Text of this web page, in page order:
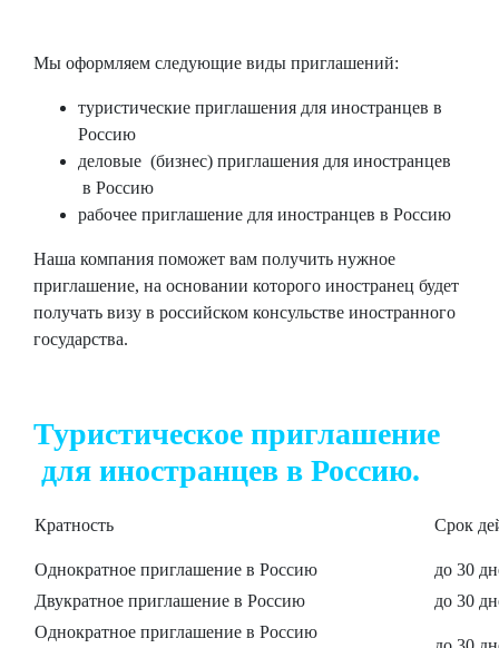
Мы оформляем следующие виды приглашений:
туристические приглашения для иностранцев в
Россию
деловые (бизнес) приглашения для иностранцев
в Россию
рабочее приглашение для иностранцев в Россию
Наша компания поможет вам получить нужное
приглашение, на основании которого иностранец будет
получать визу в российском консульстве иностранного
государства.
Туристическое приглашение
для иностранцев в Россию.
Кратность Срок
Однократное приглашение в Россию
до 30
Двукратное приглашение в Россию
до 30
Однократное приглашение в Россию